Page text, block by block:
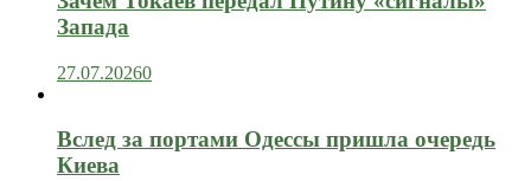
Запада
27.07.20260
Вслед за портами Одессы пришла очередь
Киева